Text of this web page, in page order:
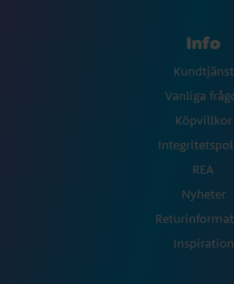
Info
Kundtjänst
Vanliga
Köpvillkor
REA
Nyheter
Inspiration